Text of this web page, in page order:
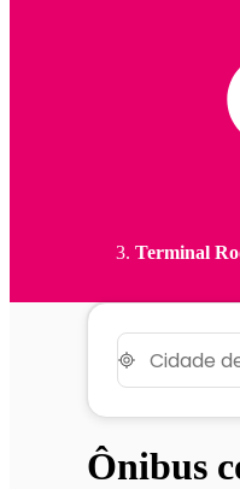
Terminal
Ônibus